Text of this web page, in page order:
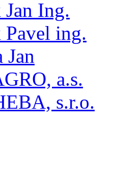
Jan Ing.
Pavel ing.
Jan
a.s.
s.r.o.